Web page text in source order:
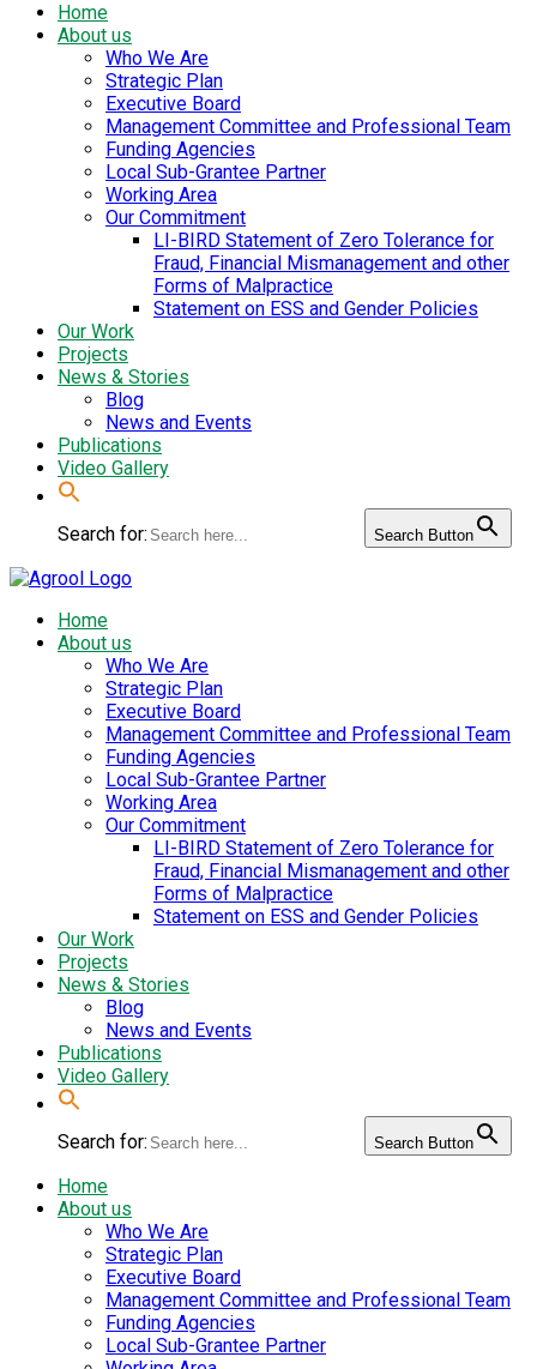
Home
About us
Who We Are
Strategic Plan
Executive Board
Management Committee and Professional Team
Funding Agencies
Local Sub-Grantee Partner
Working Area
Our Commitment
LI-BIRD Statement of Zero Tolerance for
Fraud, Financial Mismanagement and other
Forms of Malpractice
Statement on ESS and Gender Policies
Our Work
Projects
News & Stories
Blog
News and Events
Publications
Video Gallery
Search for: Search Button
Home
About us
Who We Are
Strategic Plan
Executive Board
Management Committee and Professional Team
Funding Agencies
Local Sub-Grantee Partner
Working Area
Our Commitment
LI-BIRD Statement of Zero Tolerance for
Fraud, Financial Mismanagement and other
Forms of Malpractice
Statement on ESS and Gender Policies
Our Work
Projects
News & Stories
Blog
News and Events
Publications
Video Gallery
Search for: Search Button
Home
About us
Who We Are
Strategic Plan
Executive Board
Management Committee and Professional Team
Funding Agencies
Local Sub-Grantee Partner